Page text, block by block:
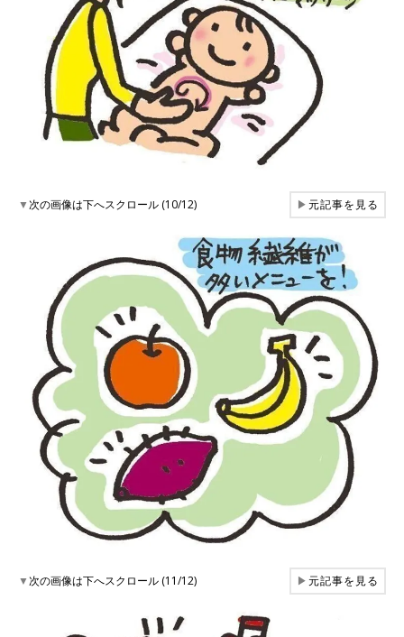
▼次の画像は下へスクロール (10/12) ▶元記事を見る
▼次の画像は下へスクロール (11/12) ▶元記事を見る